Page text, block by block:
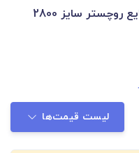
سطح سنج مغناطیسی مخزن گاز مایع روچستر سایز 2800
لیست قیمت‌ها